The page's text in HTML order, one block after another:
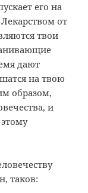
его на
от
твои
дают
на твою
образом,
и
таков: